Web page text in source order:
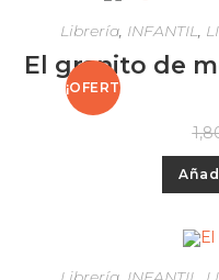
¡OFERT
Librería, INFANTIL,
El granito de